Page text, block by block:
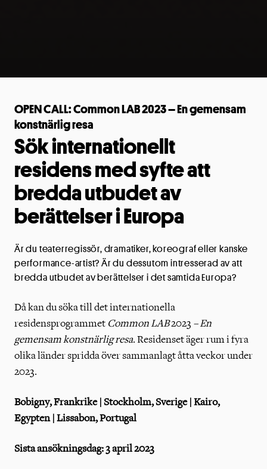
OPEN CALL: Common LAB 2023 – En gemensam
konstnärlig resa
Sök internationellt
residens med syfte att
bredda utbudet av
berättelser i Europa
Är du teaterregissör, dramatiker, koreograf eller kanske
performance-artist? Är du dessutom intresserad av att
bredda utbudet av berättelser i det samtida Europa?
Då kan du söka till det internationella
residensprogrammet Common LAB2023 – En
gemensam konstnärlig resa. Residenset äger rum i fyra
olika länder spridda över sammanlagt åtta veckor under
2023.
Bobigny, Frankrike | Stockholm, Sverige | Kairo,
Egypten | Lissabon, Portugal
Sista ansökningsdag: 3 april 2023